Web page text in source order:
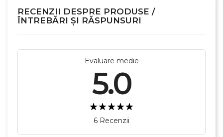
RECENZII DESPRE PRODUSE /
ÎNTREBĂRI ȘI RĂSPUNSURI
Evaluare medie
5.0
6 Recenzii